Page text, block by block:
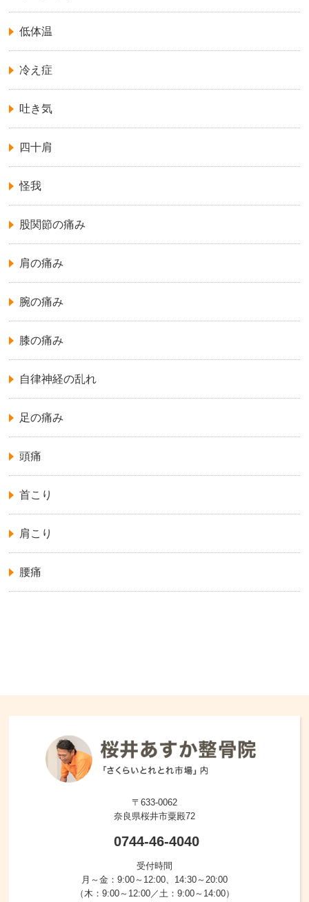
低体温
冷え症
吐き気
四十肩
怪我
股関節の痛み
肩の痛み
腕の痛み
膝の痛み
自律神経の乱れ
足の痛み
頭痛
首こり
肩こり
腰痛
〒633-0062
奈良県桜井市粟殿72
0744-46-4040
受付時間
月～金：9:00～12:00、14:30～20:00
（木：9:00～12:00／土：9:00～14:00）